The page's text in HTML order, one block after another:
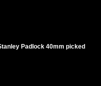
Padlock 40mm picked